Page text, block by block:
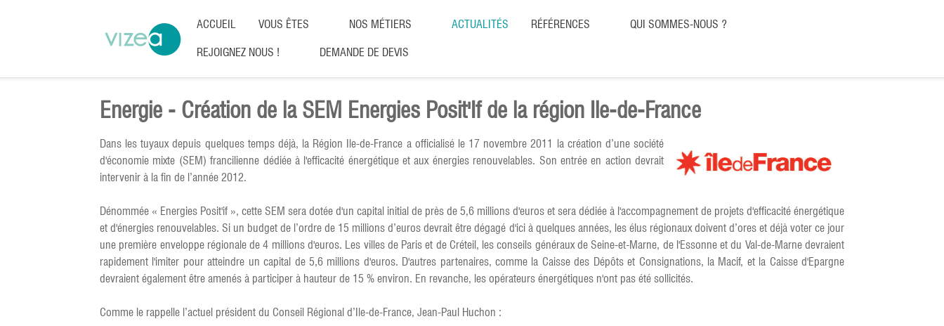
ACCUEIL VOUS ÊTES NOS MÉTIERS ACTUALITÉS RÉFÉRENCES QUI SOMMES-NOUS ?
REJOIGNEZ NOUS ! DEMANDE DE DEVIS
Energie - Création de la SEM Energies Posit'If de la région Ile-de-France
Dans les tuyaux depuis quelques temps déjà, la Région Ile-de-France a officialisé le 17 novembre 2011 la création d’une société
d'économie mixte (SEM) francilienne dédiée à l'efficacité énergétique et aux énergies renouvelables. Son entrée en action devrait
intervenir à la fin de l’année 2012.
Dénommée « Energies Posit'if », cette SEM sera dotée d'un capital initial de près de 5,6 millions d'euros et sera dédiée à l'accompagnement de projets d'efficacité énergétique
et d'énergies renouvelables. Si un budget de l’ordre de 15 millions d’euros devrait être dégagé d'ici à quelques années, les élus régionaux doivent d’ores et déjà voter ce jour
une première enveloppe régionale de 4 millions d'euros. Les villes de Paris et de Créteil, les conseils généraux de Seine-et-Marne, de l'Essonne et du Val-de-Marne devraient
rapidement l'imiter pour atteindre un capital de 5,6 millions d'euros. D'autres partenaires, comme la Caisse des Dépôts et Consignations, la Macif, et la Caisse d'Epargne
devraient également être amenés à participer à hauteur de 15 % environ. En revanche, les opérateurs énergétiques n'ont pas été sollicités.
Comme le rappelle l’actuel président du Conseil Régional d’Ile-de-France, Jean-Paul Huchon :